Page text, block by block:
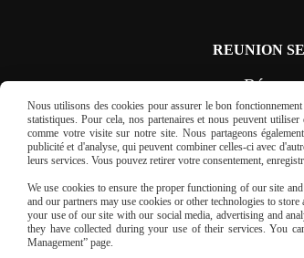
REUNION
une réunion
en
REMPLISSEZ LE
Nous utilisons des cookies pour assurer le bon
statistiques. Pour cela, nos partenaires et nous peuvent
comme votre visite sur notre site. Nous partageons
publicité et d'analyse, qui peuvent combiner celles-ci avec
leurs services. Vous pouvez retirer votre consentement,
We use cookies to ensure the proper functioning of our site
and our partners may use cookies or other technologies to
your use of our site with our social media, advertising and
they have collected during your use of their services. You
Management” page.